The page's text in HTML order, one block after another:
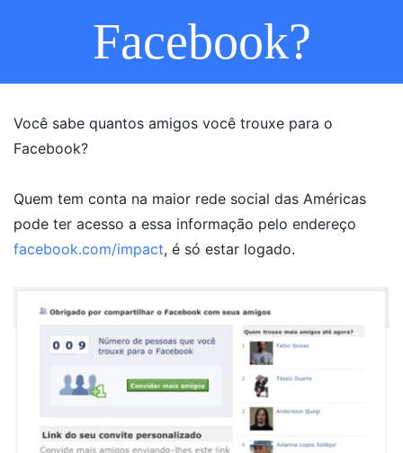
Facebook?
Você sabe quantos amigos você trouxe para o
Facebook?
Quem tem conta na maior rede social das Américas
pode ter acesso a essa informação pelo endereço
facebook.com/impact, é só estar logado.